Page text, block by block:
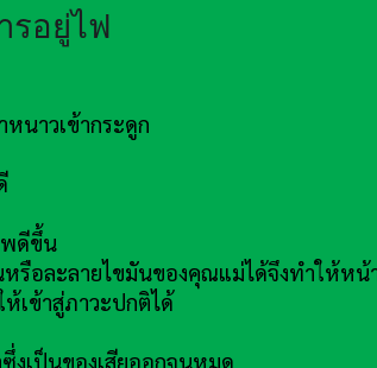
รอยู่ไฟ
นาวเข้ากระดูก
พดีขึ้น
รือละลายไขมันของคุณแม่ได้จึงทำให้หน้
เข้าสู่ภาวะปกติได้